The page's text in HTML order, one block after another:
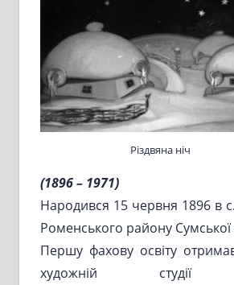
Різдвяна ніч
(1896 – 1971)
Народився 15 червня 1896 в
Роменського району Сумської
Першу фахову освіту
художній студії